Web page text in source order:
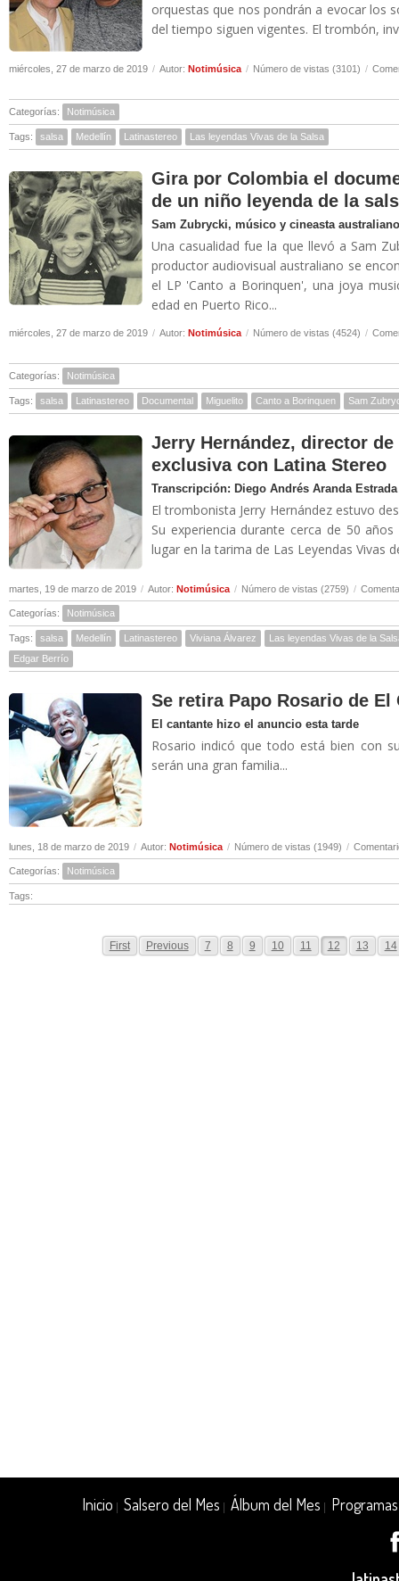
orquestas que nos pondrán a evocar los
del tiempo siguen vigentes. El trombón,
miércoles, 27 de marzo de 2019 / Autor: Notimúsica / Número de vistas (3101) /
Categorías: Notimúsica
Tags: salsa Medellín Latinastereo Las leyendas Vivas de la Salsa
Gira por Colombia el
de un niño leyenda de la
Sam Zubrycki, músico y cineasta
Una casualidad fue la que llevó a Sam
productor audiovisual australiano se
el LP 'Canto a Borinquen', una joya
edad en Puerto Rico...
miércoles, 27 de marzo de 2019 / Autor: Notimúsica / Número de vistas (4524) /
Categorías: Notimúsica
Tags: salsa Latinastereo Documental Miguelito Canto a Borinquen Sam
Jerry Hernández, director
exclusiva con Latina Stereo
Transcripción: Diego Andrés Aranda Estrada
El trombonista Jerry Hernández estuvo
Su experiencia durante cerca de 50
lugar en la tarima de Las Leyendas Vivas
martes, 19 de marzo de 2019 / Autor: Notimúsica / Número de vistas (2759) /
Categorías: Notimúsica
Tags: salsa Medellín Latinastereo Viviana Álvarez
Las leyendas Vivas de la
Edgar Berrío
Se retira Papo Rosario de El
El cantante hizo el anuncio esta tarde
Rosario indicó que todo está bien con
serán una gran familia...
lunes, 18 de marzo de 2019 / Autor: Notimúsica / Número de vistas (1949) /
Categorías: Notimúsica
Tags:
First Previous 7 8 9 10 11 12 13 14
Inicio |Salsero del Mes |Álbum del Mes Programas